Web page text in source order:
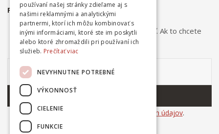
PRIHLÁSTE SA NA ODBER NOVINIEK
Odber noviniek môžete kedykoľvek zrušiť. Ak to chcete
urobiť, kontaktujte nás.
Súhlasím so spracovaním osobných údajov.
používaní našej stránky zdieľame aj s
našimi reklamnými a analytickými
partnermi, ktorí ich môžu kombinovať s
inými informáciami, ktoré ste im poskytli
alebo ktoré zhromaždili pri používaní ich
služieb. Prečítať viac
NEVYHNUTNE POTREBNÉ
VÝKONNOSŤ
CIELENIE
FUNKCIE